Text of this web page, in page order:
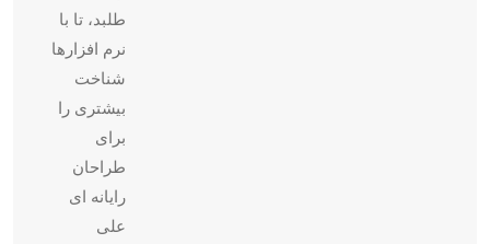
طلبد، تا با
نرم افزارها
شناخت
بیشتری را
برای
طراحان
رایانه ای
علی